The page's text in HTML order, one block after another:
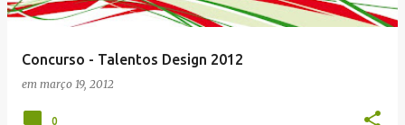
Concurso - Talentos Design 2012
em março 19, 2012
0